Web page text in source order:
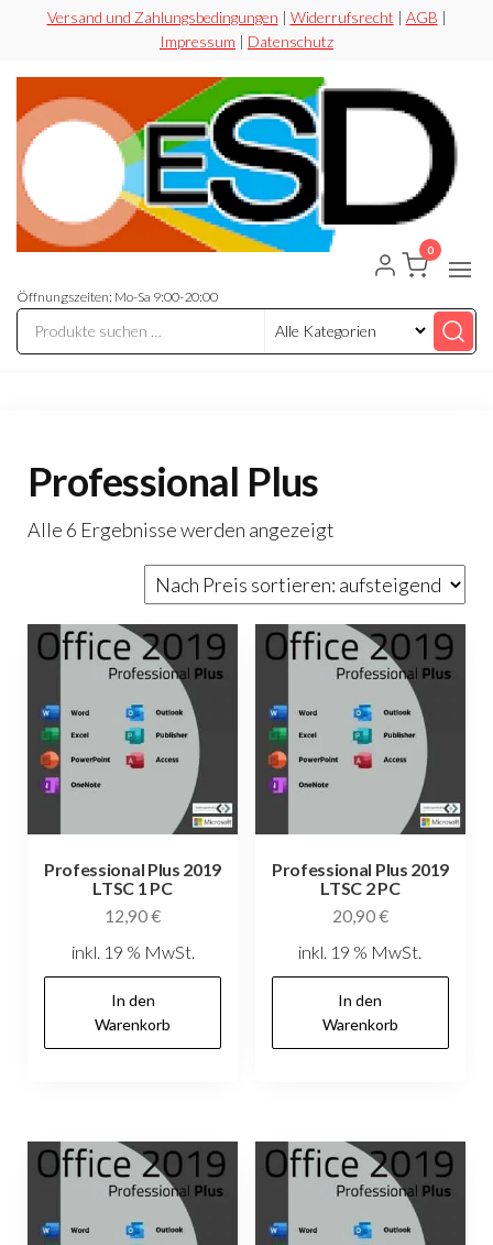
springen
Versand und Zahlungsbedingungen | Widerrufsrecht | AGB |
Impressum | Datenschutz
Handel
Preiswert
Öffnungszeiten: Mo-Sa 9:00-20:00
0
Professional Plus
Alle 6 Ergebnisse werden angezeigt
Preis
sortiert:
aufsteigend
Professional Plus 2019
LTSC 1 PC
12,90€
inkl. 19 % MwSt.
In den
Warenkorb
Professional Plus 2019
LTSC 2 PC
20,90€
inkl. 19 % MwSt.
In den
Warenkorb